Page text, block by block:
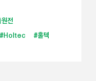
전
#Holtec #홀텍